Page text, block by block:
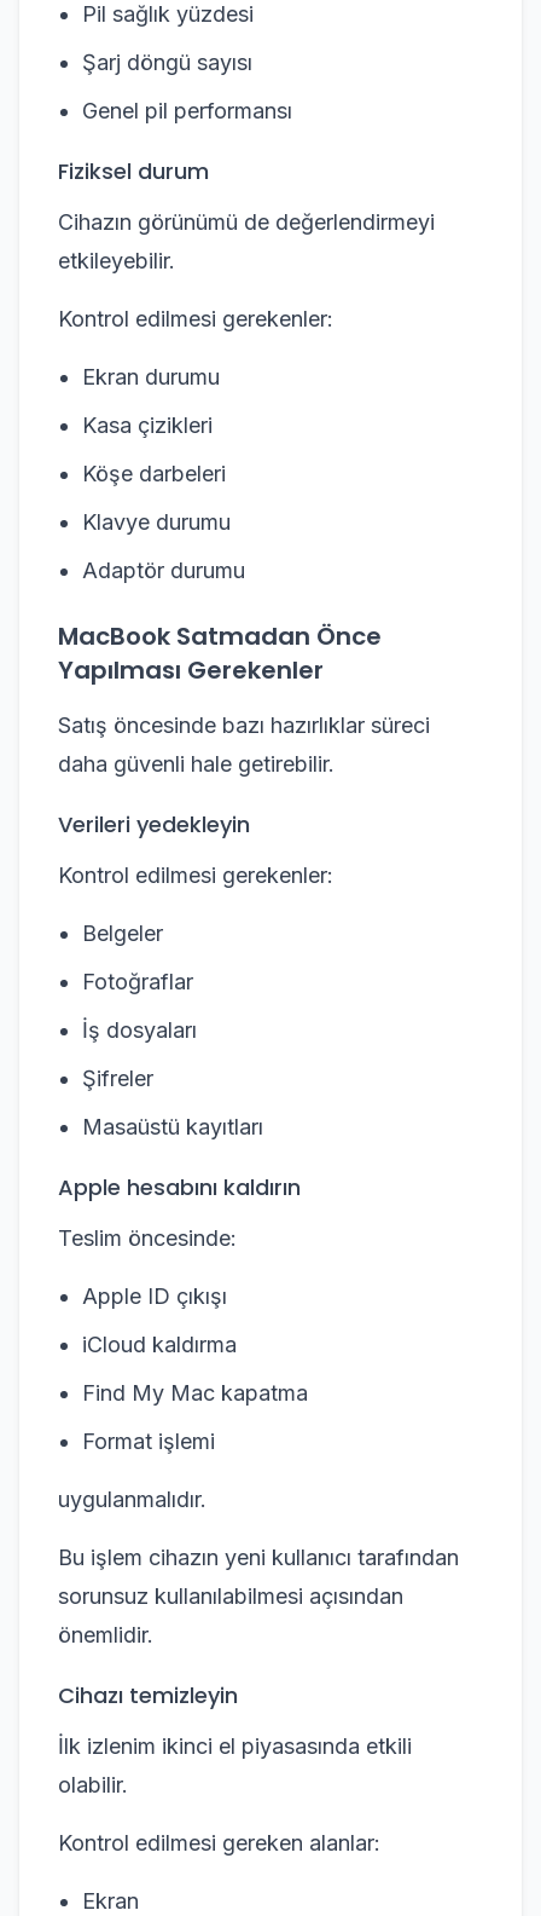
Pil sağlık yüzdesi
Şarj döngü sayısı
Genel pil performansı
Fiziksel durum
Cihazın görünümü de değerlendirmeyi
etkileyebilir.
Kontrol edilmesi gerekenler:
Ekran durumu
Kasa çizikleri
Köşe darbeleri
Klavye durumu
Adaptör durumu
MacBook Satmadan Önce
Yapılması Gerekenler
Satış öncesinde bazı hazırlıklar süreci
daha güvenli hale getirebilir.
Verileri yedekleyin
Kontrol edilmesi gerekenler:
Belgeler
Fotoğraflar
İş dosyaları
Şifreler
Masaüstü kayıtları
Apple hesabını kaldırın
Teslim öncesinde:
Apple ID çıkışı
iCloud kaldırma
Find My Mac kapatma
Format işlemi
uygulanmalıdır.
Bu işlem cihazın yeni kullanıcı tarafından
sorunsuz kullanılabilmesi açısından
önemlidir.
Cihazı temizleyin
İlk izlenim ikinci el piyasasında etkili
olabilir.
Kontrol edilmesi gereken alanlar:
Ekran